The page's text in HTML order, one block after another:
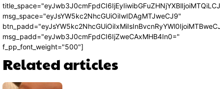
msg_space="eyJsYW5kc2NhcGUiOiIwIDAgMTJweCJ9"
msg_padd="eyJwb3J0cmFpdCI6IjZweCAxMHB4In0="
f_pp_font_weight="500"]
Related articles